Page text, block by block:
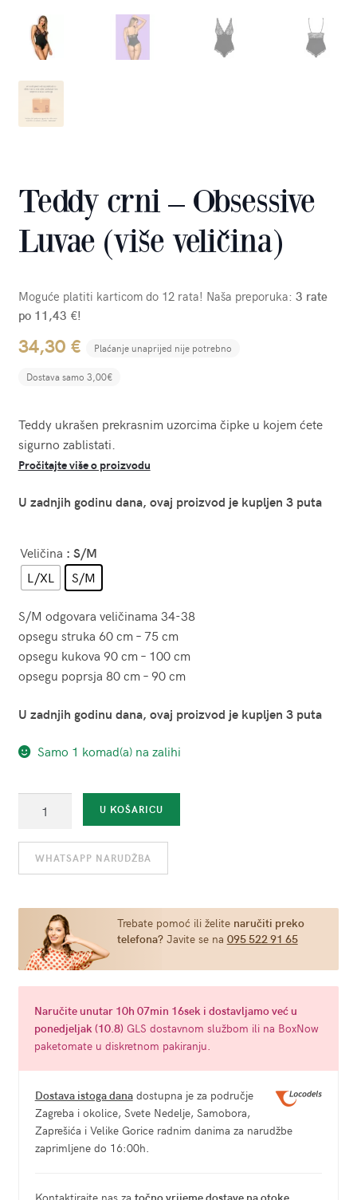
Teddy crni – Obsessive
Luvae (više veličina)
Moguće platiti karticom do 12 rata! Naša preporuka: 3 rate
po 11,43 €!
34,30 € Plaćanje unaprijed nije potrebno
Dostava samo 3,00€
Teddy ukrašen prekrasnim uzorcima čipke u kojem ćete
sigurno zablistati.
Pročitajte više o proizvodu
U zadnjih godinu dana, ovaj proizvod je kupljen 3 puta
Veličina : S/M
L/XL
S/M
S/M odgovara veličinama 34-38
opsegu struka 60 cm – 75 cm
opsegu kukova 90 cm – 100 cm
opsegu poprsja 80 cm – 90 cm
U zadnjih godinu dana, ovaj proizvod je kupljen 3 puta
Samo 1 komad(a) na zalihi
-
Obsessive
veličina)
količina
U KOŠARICU
WHATSAPP NARUDŽBA
Trebate pomoć ili želite naručiti preko
telefona?Javite se na 095 522 91 65
Naručiteunutar 10h 07min 15sek i dostavljamo već u
ponedjeljak (10.8) GLS dostavnom službom ili na BoxNow
paketomate u diskretnom pakiranju.
Dostava istoga danadostupna je za područje
Zagreba i okolice, Svete Nedelje, Samobora,
Zaprešića i Velike Gorice radnim danima za narudžbe
zaprimljene do 16:00h.